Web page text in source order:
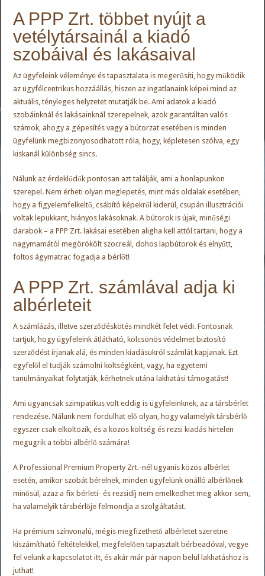
A PPP Zrt. többet nyújt a
vetélytársainál a kiadó
szobáival és lakásaival
Az ügyfeleink véleménye és tapasztalata is megerősíti, hogy működik
az ügyfélcentrikus hozzáállás, hiszen az ingatlanaink képei mind az
aktuális, tényleges helyzetet mutatják be. Ami adatok a kiadó
szobáinknál és lakásainknál szerepelnek, azok garantáltan valós
számok, ahogy a gépesítés vagy a bútorzat esetében is minden
ügyfelünk megbizonyosodhatott róla, hogy, képletesen szólva, egy
kiskanál különbség sincs.
Nálunk az érdeklődők pontosan azt találják, ami a honlapunkon
szerepel. Nem érheti olyan meglepetés, mint más oldalak esetében,
hogy a figyelemfelkeltő, csábító képekről kiderül, csupán illusztrációi
voltak lepukkant, hiányos lakásoknak. A bútorok is újak, minőségi
darabok – a PPP Zrt. lakásai esetében aligha kell attól tartani, hogy a
nagymamától megörökölt szocreál, dohos lapbútorok és elnyűtt,
foltos ágymatrac fogadja a bérlőt!
A PPP Zrt. számlával adja ki
albérleteit
A számlázás, illetve szerződéskötés mindkét felet védi. Fontosnak
tartjuk, hogy ügyfeleink átlátható, kölcsönös védelmet biztosító
szerződést írjanak alá, és minden kiadásukról számlát kapjanak. Ezt
egyfelől el tudják számolni költségként, vagy, ha egyetemi
tanulmányaikat folytatják, kérhetnek utána lakhatási támogatást!
Ami ugyancsak szimpatikus volt eddig is ügyfeleinknek, az a társbérlet
rendezése. Nálunk nem fordulhat elő olyan, hogy valamelyik társbérlő
egyszer csak elköltözik, és a közös költség és rezsi kiadás hirtelen
megugrik a többi albérlő számára!
A Professional Premium Property Zrt.-nél ugyanis közös albérlet
esetén, amikor szobát bérelnek, minden ügyfelünk önálló albérlőnek
minősül, azaz a fix bérleti- és rezsidíj nem emelkedhet meg akkor sem,
ha valamelyik társbérlője felmondja a szolgáltatást.
Ha prémium színvonalú, mégis megfizethető albérletet szeretne
kiszámítható feltételekkel, megfelelően tapasztalt bérbeadóval, vegye
fel velünk a kapcsolatot itt, és akár már pár napon belül lakhatáshoz is
juthat!